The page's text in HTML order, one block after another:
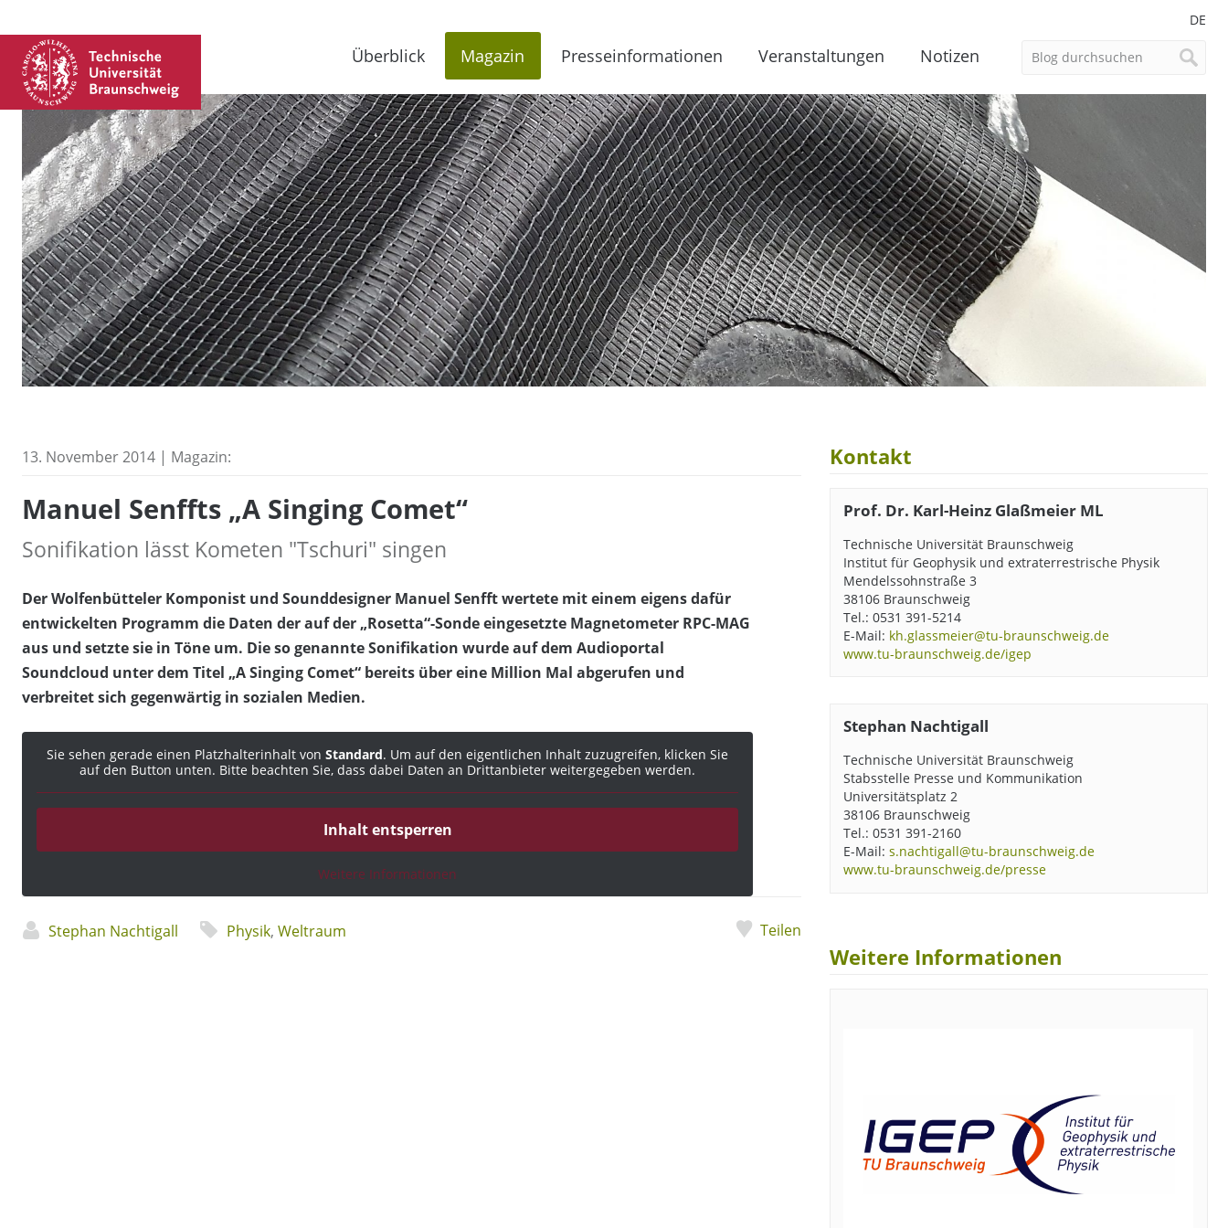
DE
Überblick Magazin Presseinformationen Veranstaltungen Notizen
13. November 2014 | Magazin:
Manuel Senffts „A Singing Comet“
Sonifikation lässt Kometen "Tschuri" singen
Der Wolfenbütteler Komponist und Sounddesigner Manuel Senfft wertete mit einem eigens dafür
entwickelten Programm die Daten der auf der „Rosetta“-Sonde eingesetzte Magnetometer RPC-MAG
aus und setzte sie in Töne um. Die so genannte Sonifikation wurde auf dem Audioportal
Soundcloud unter dem Titel „A Singing Comet“ bereits über eine Million Mal abgerufen und
verbreitet sich gegenwärtig in sozialen Medien.
Sie sehen gerade einen Platzhalterinhalt von Standard. Um auf den eigentlichen Inhalt zuzugreifen, klicken Sie
auf den Button unten. Bitte beachten Sie, dass dabei Daten an Drittanbieter weitergegeben werden.
Inhalt entsperren
Weitere Informationen
Stephan Nachtigall Physik, Weltraum Teilen
Kontakt
Prof. Dr. Karl-Heinz Glaßmeier ML
Technische Universität Braunschweig
Institut für Geophysik und extraterrestrische Physik
Mendelssohnstraße 3
38106 Braunschweig
Tel.: 0531 391-5214
E-Mail: kh.glassmeier@tu-braunschweig.de
www.tu-braunschweig.de/igep
Stephan Nachtigall
Technische Universität Braunschweig
Stabsstelle Presse und Kommunikation
Universitätsplatz 2
38106 Braunschweig
Tel.: 0531 391-2160
E-Mail:s.nachtigall@tu-braunschweig.de
www.tu-braunschweig.de/presse
Weitere Informationen